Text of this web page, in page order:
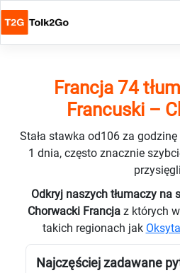
Francja 74
Francuski –
Stała stawka od106 za
1 dnia, często znacznie
Odkryj naszych tłumaczy na
Chorwacki Francja z których
takich regionach jak
Najczęściej zadawane